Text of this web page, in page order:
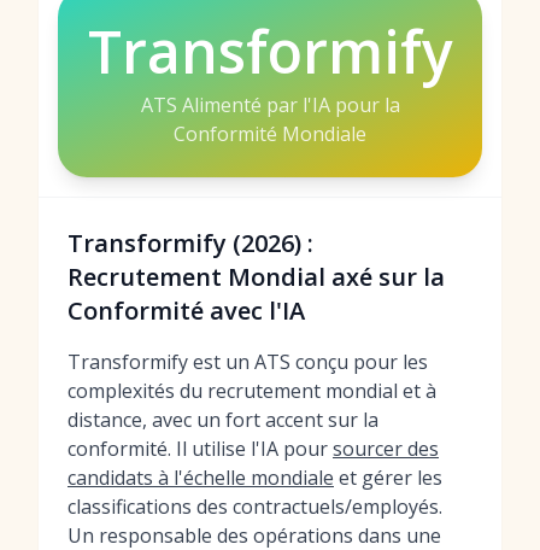
Transformify
ATS Alimenté par l'IA pour la
Conformité Mondiale
Transformify (2026) :
Recrutement Mondial axé sur la
Conformité avec l'IA
Transformify est un ATS conçu pour les
complexités du recrutement mondial et à
distance, avec un fort accent sur la
conformité. Il utilise l'IA poursourcer des
candidats à l'échelle mondiale et gérer les
classifications des contractuels/employés.
Un responsable des opérations dans une